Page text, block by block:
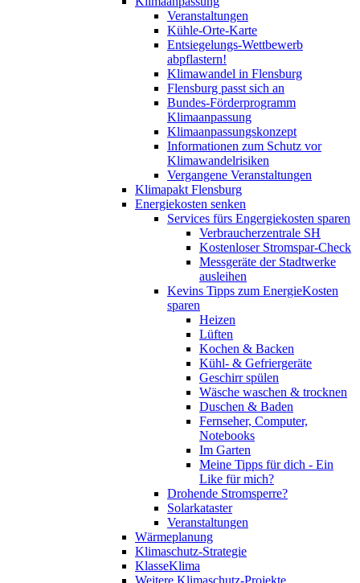
Veranstaltungen
Kühle-Orte-Karte
Entsiegelungs-Wettbewerb
abpflastern!
Klimawandel in Flensburg
Flensburg passt sich an
Bundes-Förderprogramm
Klimaanpassung
Klimaanpassungskonzept
Informationen zum Schutz vor
Klimawandelrisiken
Vergangene Veranstaltungen
Klimapakt Flensburg
Energiekosten senken
Services fürs Engergiekosten sparen
Verbraucherzentrale SH
Kostenloser Stromspar-Check
Messgeräte der Stadtwerke
ausleihen
Kevins Tipps zum EnergieKosten
sparen
Heizen
Lüften
Kochen & Backen
Kühl- & Gefriergeräte
Geschirr spülen
Wäsche waschen & trocknen
Duschen & Baden
Fernseher, Computer,
Notebooks
Im Garten
Meine Tipps für dich - Ein
Like für mich?
Drohende Stromsperre?
Solarkataster
Veranstaltungen
Wärmeplanung
Klimaschutz-Strategie
KlasseKlima
Weitere Klimaschutz-Projekte